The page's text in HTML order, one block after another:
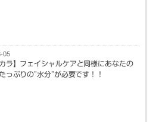
05
カラ】フェイシャルケアと同様にあなたの
っぷりの”水分”が必要です！！